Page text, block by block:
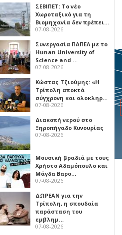
ΣΕΒΙΠΕΤ: Το νέο
Χωροταξικό για τη
Βιομηχανία δεν πρέπει…
07-08-2026
Συνεργασία ΠΑΠΕΛ με το
Hunan University of
Science and …
07-08-2026
Κώστας Τζιούμης: «Η
Τρίπολη αποκτά
σύγχρονη και ολοκληρ…
07-08-2026
Διακοπή νερού στο
Ξηροπήγαδο Κυνουρίας
07-08-2026
Μουσική βραδιά με τους
Χρήστο Αδαμόπουλο και
Μάγδα Βαρο…
07-08-2026
ΔΩΡΕΑΝ για την
Τρίπολη, η σπουδαία
παράσταση του
εμβλημ…
07-08-2026